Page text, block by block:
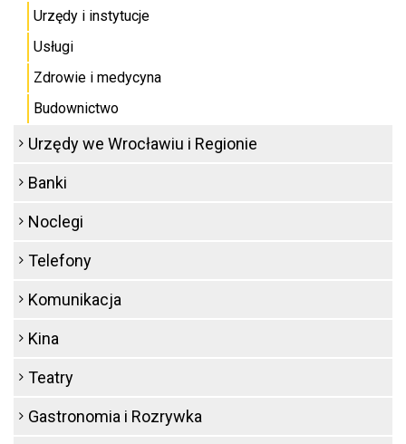
Urzędy i instytucje
Usługi
Zdrowie i medycyna
Budownictwo
Urzędy we Wrocławiu i Regionie
Banki
Noclegi
Telefony
Komunikacja
Kina
Teatry
Gastronomia i Rozrywka